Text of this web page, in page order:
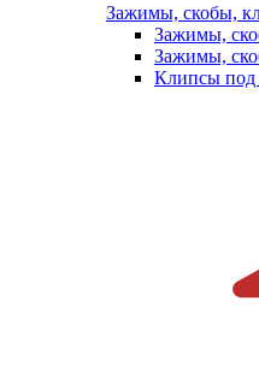
Зажимы, скобы,
Зажимы,
Зажимы,
Клипсы под